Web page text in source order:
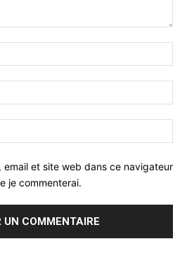
:*
:*
:
email et site web dans ce navigateur
je commenterai.